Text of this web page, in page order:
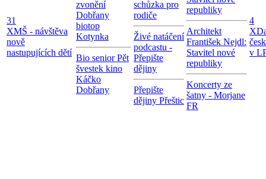
31
XMŠ - návštěva
nově
nastupujících dětí
zvonění
Dobřany
biotop
Kotynka
Bio senior Pět
švestek kino
Káčko
Dobřany
schůzka pro
rodiče
Živé natáčení
podcastu -
Přepište
dějiny
Přepište
dějiny Přeštic
republiky
Architekt
František Nejdl:
Stavitel nové
republiky
Koncerty ze
šatny - Morjane
FR
4
X
v